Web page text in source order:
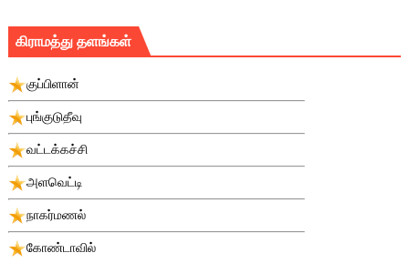
கிராமத்து தளங்கள்
குப்பிளான்
புங்குடுதீவு
வட்டக்கச்சி
அளவெட்டி
நாகர்மணல்
கோண்டாவில்